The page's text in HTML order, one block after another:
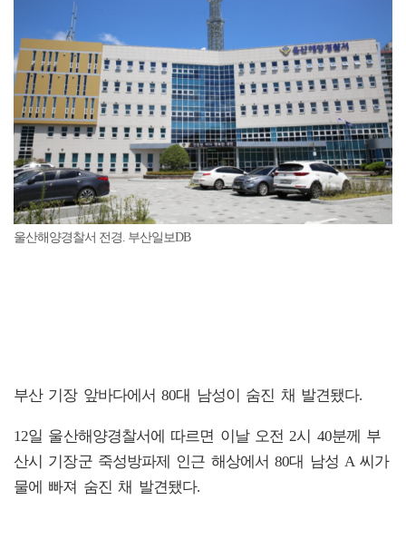
울산해양경찰서 전경. 부산일보DB
부산 기장 앞바다에서 80대 남성이 숨진 채 발견됐다.
12일 울산해양경찰서에 따르면 이날 오전 2시 40분께 부
산시 기장군 죽성방파제 인근 해상에서 80대 남성 A 씨가
물에 빠져 숨진 채 발견됐다.